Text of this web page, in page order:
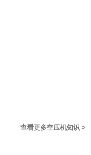
查看更多空压机知识 >